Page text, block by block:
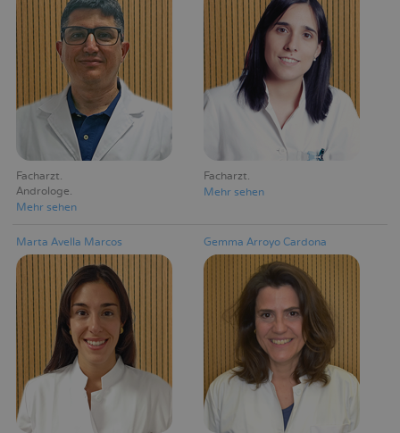
Facharzt
Androloge
Mehr sehen
Facharzt
Mehr sehen
Marta Avella Marcos Gemma Arroyo Cardona